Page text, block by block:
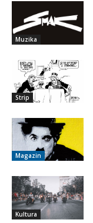
Muzika
Strip
Magazin
Kultura